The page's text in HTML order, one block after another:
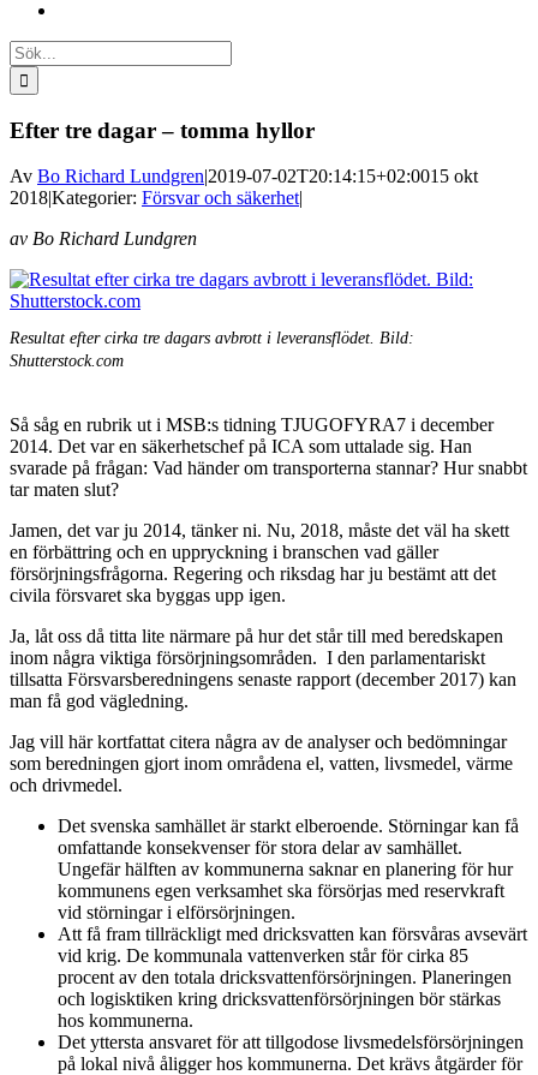
Sök
efter:
Efter tre dagar – tomma hyllor
Av Bo Richard Lundgren|2019-07-02T20:14:15+02:0015 okt
2018|Kategorier: Försvar och säkerhet|
av Bo Richard Lundgren
Resultat efter cirka tre dagars avbrott i leveransflödet. Bild:
Shutterstock.com
Så såg en rubrik ut i MSB:s tidning TJUGOFYRA7 i december
2014. Det var en säkerhetschef på ICA som uttalade sig. Han
svarade på frågan: Vad händer om transporterna stannar? Hur snabbt
tar maten slut?
Jamen, det var ju 2014, tänker ni. Nu, 2018, måste det väl ha skett
en förbättring och en uppryckning i branschen vad gäller
försörjningsfrågorna. Regering och riksdag har ju bestämt att det
civila försvaret ska byggas upp igen.
Ja, låt oss då titta lite närmare på hur det står till med beredskapen
inom några viktiga försörjningsområden. I den parlamentariskt
tillsatta Försvarsberedningens senaste rapport (december 2017) kan
man få god vägledning.
Jag vill här kortfattat citera några av de analyser och bedömningar
som beredningen gjort inom områdena el, vatten, livsmedel, värme
och drivmedel.
Det svenska samhället är starkt elberoende. Störningar kan få
omfattande konsekvenser för stora delar av samhället.
Ungefär hälften av kommunerna saknar en planering för hur
kommunens egen verksamhet ska försörjas med reservkraft
vid störningar i elförsörjningen.
Att få fram tillräckligt med dricksvatten kan försvåras avsevärt
vid krig. De kommunala vattenverken står för cirka 85
procent av den totala dricksvattenförsörjningen. Planeringen
och logisktiken kring dricksvattenförsörjningen bör stärkas
hos kommunerna.
Det yttersta ansvaret för att tillgodose livsmedelsförsörjningen
på lokal nivå åligger hos kommunerna. Det krävs åtgärder för